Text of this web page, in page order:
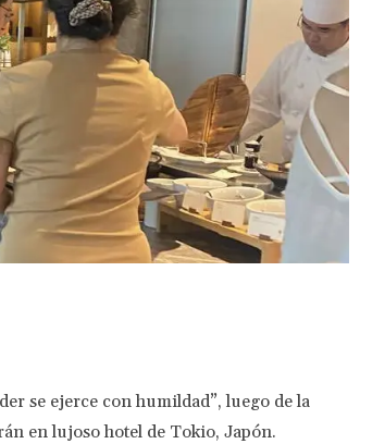
se ejerce con humildad”, luego de la
en lujoso hotel de Tokio, Japón.